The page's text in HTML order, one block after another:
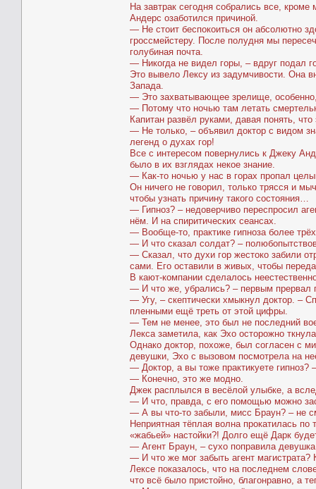
На завтрак сегодня собрались все,
Андерс озаботился причиной.
— Не стоит беспокоиться он абсолютно
гроссмейстеру. После полудня мы
голубиная почта.
— Никогда не видел горы, – вдруг подал
Это вывело Лексу из задумчивости. Она
Запада.
— Это захватывающее зрелище,
— Потому что ночью там летать
Капитан развёл руками, давая понять, что
— Не только, – объявил доктор с видом
легенд о духах гор!
Все с интересом повернулись к Джеку
было в их взглядах некое знание.
— Как-то ночью у нас в горах пропал
Он ничего не говорил, только трясся и
чтобы узнать причину такого состояния…
— Гипноз? – недоверчиво переспросил
нём. И на спиритических сеансах.
— Вообще-то, практике гипноза более
— И что сказал солдат? –
— Сказал, что духи гор жестоко забили
сами. Его оставили в живых, чтобы
В кают-компании сделалось
— И что же, убрались? – первым прервал
— Угу, – скептически хмыкнул доктор. –
пленными ещё треть от этой цифры.
— Тем не менее, это был не последний
Лекса заметила, как Эхо осторожно
Однако доктор, похоже, был согласен с
девушки, Эхо с вызовом посмотрела на
— Доктор, а вы тоже практикуете гипноз?
— Конечно, это же модно.
Джек расплылся в весёлой улыбке, а
— И что, правда, с его помощью можно
— А вы что-то забыли, мисс Браун? – не
Неприятная тёплая волна прокатилась
«жабьей» настойки?! Долго ещё Дарк
— Агент Браун, – сухо поправила
— И что же мог забыть агент магистрата?
Лексе показалось, что на последнем
что всё было пристойно, благонравно, а